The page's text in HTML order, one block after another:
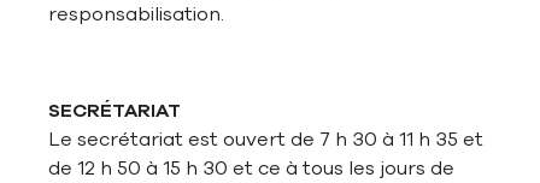
responsabilisation.
SECRÉTARIAT
Le secrétariat est ouvert de 7 h 30 à 11 h 35 et
de 12 h 50 à 15 h 30 et ce à tous les jours de